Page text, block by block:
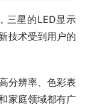
三星的LED显示
技术受到用户的
分辨率、色彩表
家庭领域都有广